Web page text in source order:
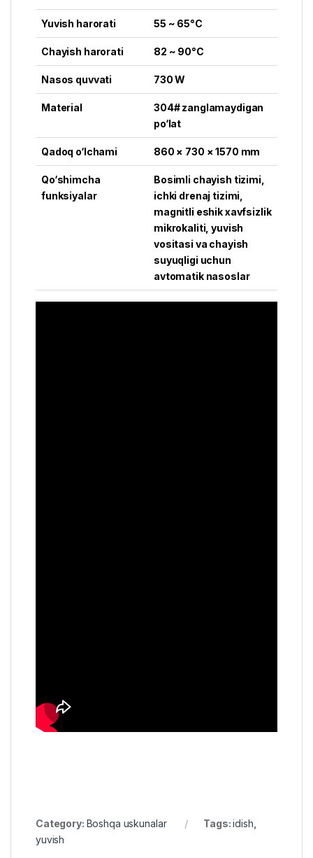
Yuvish harorati 55 ~ 65°C
Chayish harorati 82 ~ 90°C
Nasos quvvati 730 W
Material
304# zanglamaydigan
po‘lat
Qadoq o‘lchami 860 × 730 × 1570 mm
Qo‘shimcha
funksiyalar
Bosimli chayish tizimi,
ichki drenaj tizimi,
magnitli eshik xavfsizlik
mikrokaliti, yuvish
vositasi va chayish
suyuqligi uchun
avtomatik nasoslar
Category: Boshqa uskunalar Tags:idish,
yuvish